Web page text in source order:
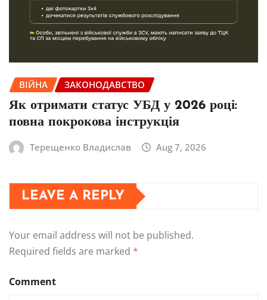
ВІЙНА ЗАКОНОДАВСТВО
Як отримати статус УБД у 2026 році:
повна покрокова інструкція
Терещенко Владислав Aug 7, 2026
LEAVE A REPLY
Your email address will not be published.
Required fields are marked *
Comment